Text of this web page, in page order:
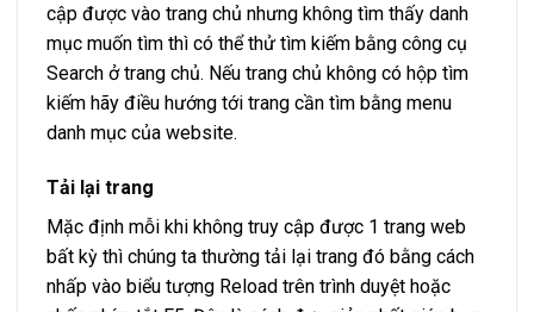
cập được vào trang chủ nhưng không tìm thấy danh
mục muốn tìm thì có thể thử tìm kiếm bằng công cụ
Search ở trang chủ. Nếu trang chủ không có hộp tìm
kiếm hãy điều hướng tới trang cần tìm bằng menu
danh mục của website.
Tải lại trang
Mặc định mỗi khi không truy cập được 1 trang web
bất kỳ thì chúng ta thường tải lại trang đó bằng cách
nhấp vào biểu tượng Reload trên trình duyệt hoặc